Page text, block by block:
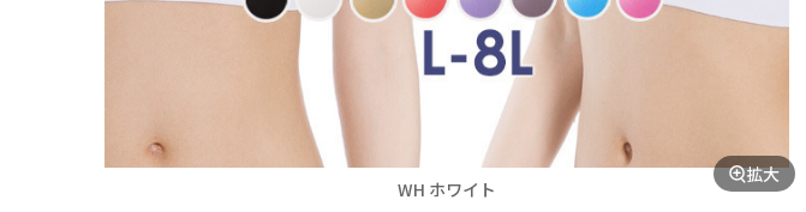
WH ホワイト
拡大